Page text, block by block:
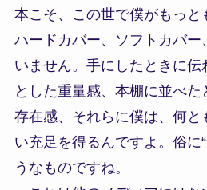
本こそ、この世で僕がもっと
ハードカバー、ソフトカバー
いません。手にしたときに伝
とした重量感、本棚に並べ
存在感、それらに僕は、何と
い充足を得るんですよ。俗に
うなものですね。